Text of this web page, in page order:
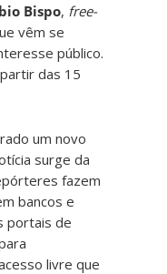
Bispo, free-
vêm se
público.
das 15
um novo
surge da
fazem
bancos e
portais de
livre que